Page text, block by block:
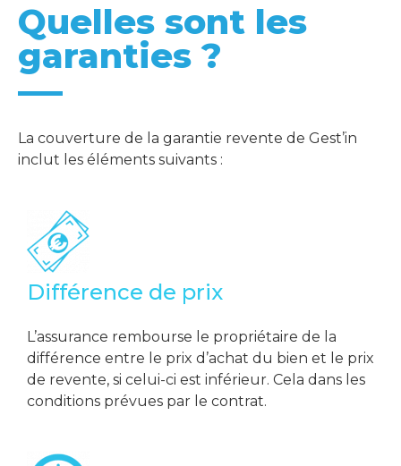
Quelles sont les
garanties ?
La couverture de la garantie revente de Gest’in
inclut les éléments suivants :
Différence de prix
L’assurance rembourse le propriétaire de la
différence entre le prix d’achat du bien et le prix
de revente, si celui-ci est inférieur. Cela dans les
conditions prévues par le contrat.